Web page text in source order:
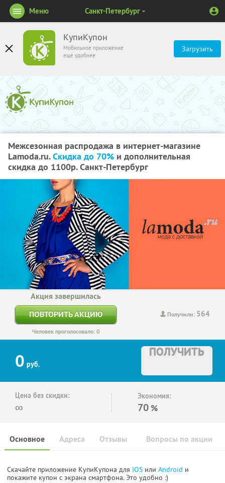
КупиКупон
Мобильное приложение
ещё удобнее
Загрузить
Меню Санкт-Петербург
Межсезонная распродажа в интернет-магазине
Lamoda.ru.Скидка до 70% и дополнительная
скидка до 1100р. Санкт-Петербург
Получили: 564
Акция завершилась
ПОВТОРИТЬ АКЦИЮ
Человек проголосовало: 0
0 руб.
ПОЛУЧИТЬ
Цена без скидки:
∞
Экономия:
70 %
Основное Отзывы Вопросы по акции
Адреса
Скачайте приложение КупиКупона для IOS или Android и
покажите купон с экрана смартфона. Это удобно :)